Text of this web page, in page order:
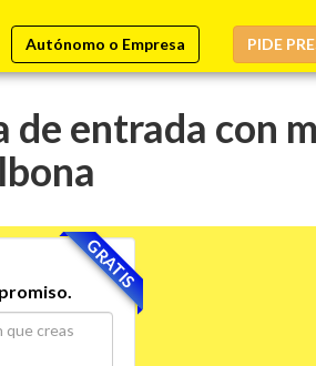
Autónomo o Empresa PIDE
entrada con
GRATIS